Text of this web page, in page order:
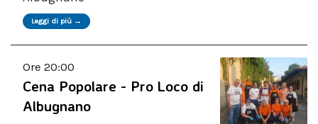
Leggi di più →
Ore 20:00
Cena Popolare - Pro Loco di
Albugnano